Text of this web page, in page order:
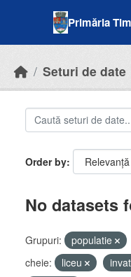
Primăria
Seturi de date
Order by
No datasets
Grupuri: populatie
cheie:
liceu